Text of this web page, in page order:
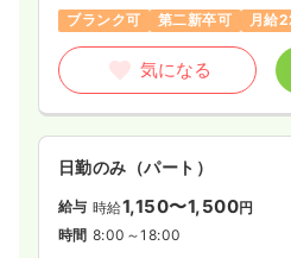
ブランク可
第二新卒可 月給
気になる
日勤のみ（パート）
給与 時給1,150〜1,500円
時間 8:00～18:00